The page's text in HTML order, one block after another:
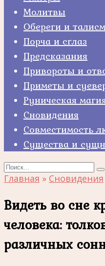
Молитвы
Обереги и
Порча и сглаз
Предсказания
Привороты и
Приметы и
Руническая
Сновидения
Совместимость
Существа и
Search
for:
Главная » Сновидения
Видеть во сне
человека:
различных